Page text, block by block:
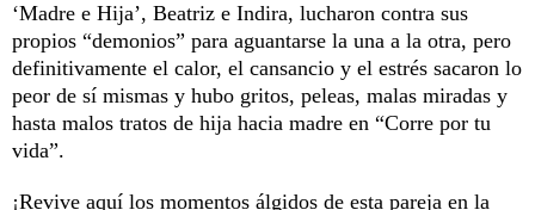
‘Madre e Hija’, Beatriz e Indira, lucharon contra sus
propios “demonios” para aguantarse la una a la otra, pero
definitivamente el calor, el cansancio y el estrés sacaron lo
peor de sí mismas y hubo gritos, peleas, malas miradas y
hasta malos tratos de hija hacia madre en “Corre por tu
vida”.
¡Revive aquí los momentos álgidos de esta pareja en la